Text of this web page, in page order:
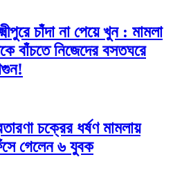
চাঁদা না পেয়ে খুন : মামলা
বাঁচতে নিজেদের বসতঘরে
চক্রের ধর্ষণ মামলায়
গেলেন ৬ যুবক